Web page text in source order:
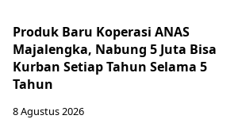
Produk Baru Koperasi ANAS
Majalengka, Nabung 5 Juta Bisa
Kurban Setiap Tahun Selama 5
Tahun
8 Agustus 2026